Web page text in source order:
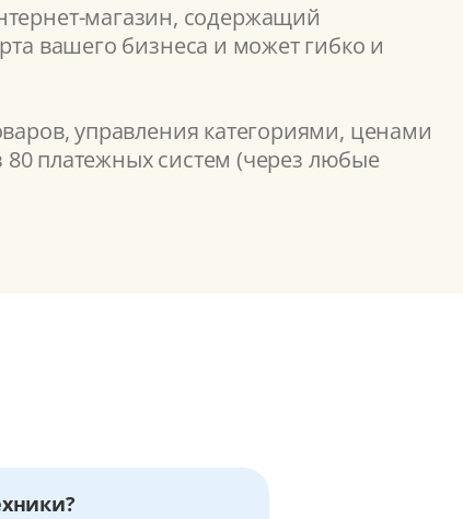
магазин, содержащий
вашего бизнеса и может гибко и
управления категориями, ценами
платежных систем (через любые